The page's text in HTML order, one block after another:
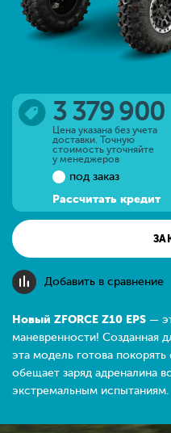
3 379 900
Цена указана без учета
доставки. Точную
стоимость уточняйте
у менеджеров
под заказ
Рассчитать кредит
Добавить в сравнение
Новый ZFORCE Z10 EPS —
маневренности! Созданная
эта модель готова
обещает заряд адреналина
экстремальным испытаниям.